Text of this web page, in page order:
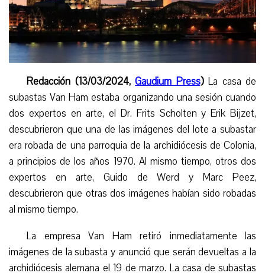
Redacción (13/03/2024, Gaudium Press)La casa de
subastas Van Ham estaba organizando una sesión cuando
dos expertos en arte, el Dr. Frits Scholten y Erik Bijzet,
descubrieron que una de las imágenes del lote a subastar
era robada de una parroquia de la archidiócesis de Colonia,
a principios de los años 1970. Al mismo tiempo, otros dos
expertos en arte, Guido de Werd y Marc Peez,
descubrieron que otras dos imágenes habían sido robadas
al mismo tiempo.
La empresa Van Ham retiró inmediatamente las
imágenes de la subasta y anunció que serán devueltas a la
archidiócesis alemana el 19 de marzo. La casa de subastas